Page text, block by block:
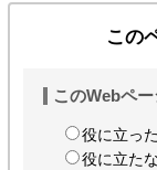
この
このWebペ
役に立った
役に立た